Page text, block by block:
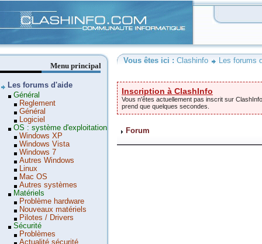
Vous êtes ici : Clashinfo Les forums
Inscription à ClashInfo
Vous n'êtes actuellement pas inscrit sur
prend que quelques secondes.
Forum
Menu principal
Les forums d'aide
Général
Reglement
Général
Logiciel
OS : système d'exploitation
Windows XP
Windows Vista
Windows 7
Autres Windows
Linux
Mac OS
Autres systèmes
Matériels
Problème hardware
Nouveaux matériels
Pilotes / Drivers
Sécurité
Problèmes
Actualité sécurité